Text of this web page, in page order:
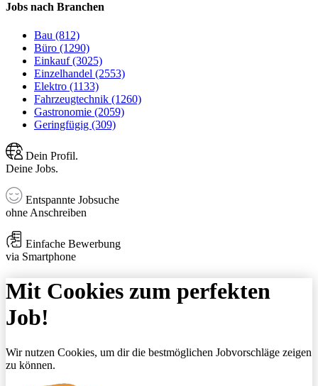
Jobs nach Branchen
Bau (812)
Büro (1290)
Einkauf (3025)
Einzelhandel (2553)
Elektro (1133)
Fahrzeugtechnik (1260)
Gastronomie (2059)
Geringfügig (309)
Dein Profil.
Deine Jobs.
Entspannte Jobsuche
ohne Anschreiben
Einfache Bewerbung
via Smartphone
Mit Cookies zum perfekten
Job!
Wir nutzen Cookies, um dir die bestmöglichen Jobvorschläge zeigen
zu können.